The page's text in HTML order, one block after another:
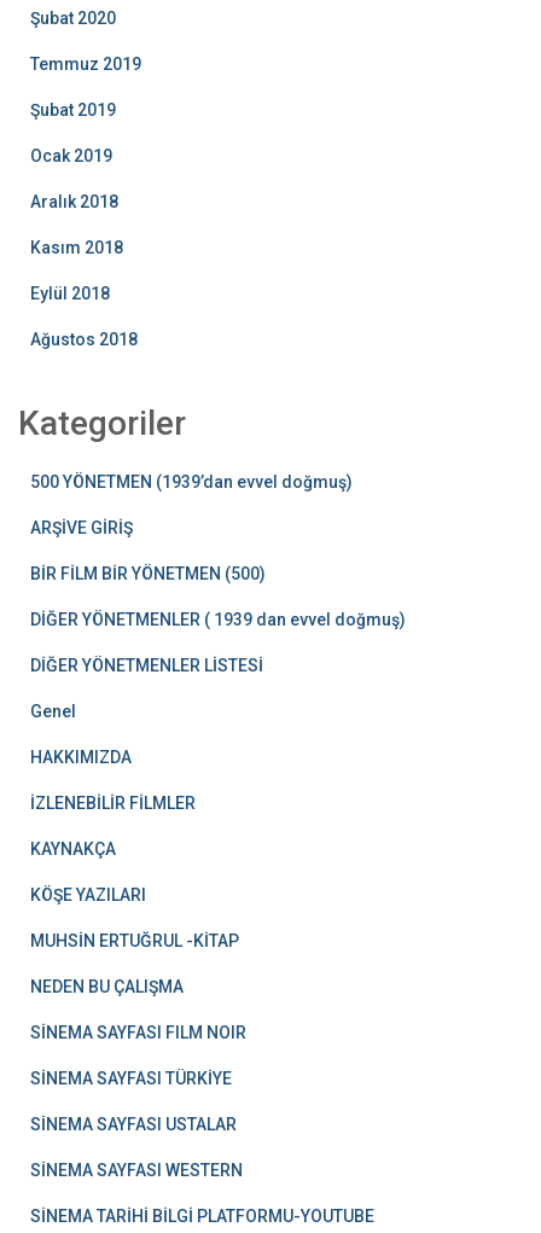
Şubat 2020
Temmuz 2019
Şubat 2019
Ocak 2019
Aralık 2018
Kasım 2018
Eylül 2018
Ağustos 2018
Kategoriler
500 YÖNETMEN (1939’dan evvel doğmuş)
ARŞİVE GİRİŞ
BİR FİLM BİR YÖNETMEN (500)
DİĞER YÖNETMENLER ( 1939 dan evvel doğmuş)
DİĞER YÖNETMENLER LİSTESİ
Genel
HAKKIMIZDA
İZLENEBİLİR FİLMLER
KAYNAKÇA
KÖŞE YAZILARI
MUHSİN ERTUĞRUL -KİTAP
NEDEN BU ÇALIŞMA
SİNEMA SAYFASI FILM NOIR
SİNEMA SAYFASI TÜRKİYE
SİNEMA SAYFASI USTALAR
SİNEMA SAYFASI WESTERN
SİNEMA TARİHİ BİLGİ PLATFORMU-YOUTUBE